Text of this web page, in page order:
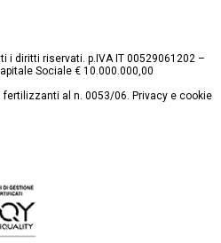
i diritti riservati. p.IVA IT 00529061202 –
Sociale € 10.000.000,00
fertilizzanti al n. 0053/06. Privacy e cookie